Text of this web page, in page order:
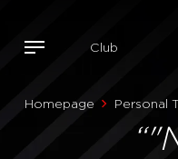
Club
Homepage Personal